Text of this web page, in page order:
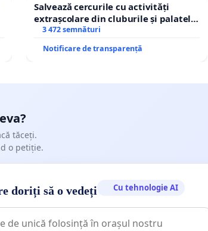
Salvează cercurile cu activități
extrașcolare din cluburile și palatele
copiilor
3 472 semnături
Notificare de transparență
tăceți.
o petiție.
doriți să o vedeți Cu tehnologie AI